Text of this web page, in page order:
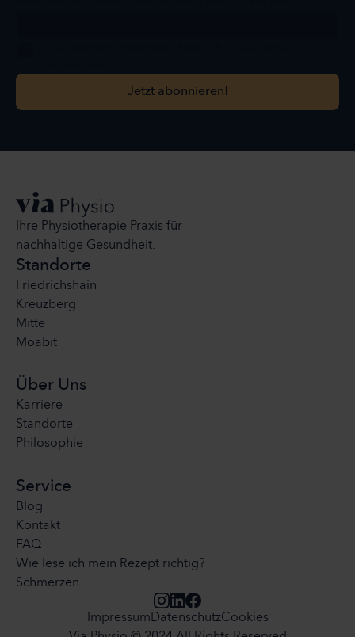
Jetzt abonnieren!
Ihre Physiotherapie Praxis für
nachhaltige Gesundheit.
Standorte
Friedrichshain
Kreuzberg
Mitte
Moabit
Über Uns
Karriere
Standorte
Philosophie
Service
Blog
Kontakt
FAQ
Wie lese ich mein Rezept richtig?
Schmerzen
Impressum DatenschutzCookies